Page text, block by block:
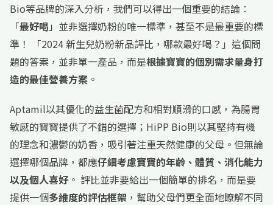
Bio等品牌的深入分析，我們可以得出一個重要的結論：
「最好喝 」並非選擇奶粉的唯一標準，甚至不是最重要的標
準！ 「2024 新生兒奶粉新品評比，哪款最好喝？」這個問
題的答案，並非單一產品，而是根據寶寶的個別需求量身打
造的最佳營養方案 。
Aptamil以其優化的益生菌配方和相對順滑的口感，為腸胃
敏感的寶寶提供了不錯的選擇；HiPP Bio則以其堅持有機
的理念和濃鬱的奶香，吸引著注重天然健康的父母。但無論
選擇哪個品牌，都應仔細考慮寶寶的年齡、體質、消化能力
以及個人喜好。 評比並非要給出一個簡單的排名，而是要
提供一個多維度的評估框架 ，幫助父母們更全面地瞭解不同